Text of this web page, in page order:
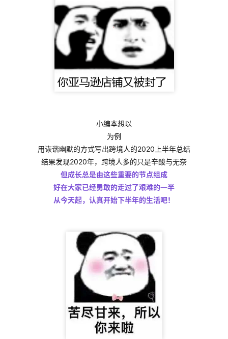
小编本想以
为例
用诙谐幽默的方式写出跨境人的2020上半年总结
结果发现2020年，跨境人多的只是辛酸与无奈
但成长总是由这些重要的节点组成
好在大家已经勇敢的走过了艰难的一半
从今天起，认真开始下半年的生活吧！